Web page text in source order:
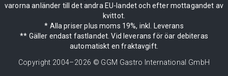
varorna anländer till det andra EU-landet och efter mottagandet av
kvittot.
* Alla priser plus moms 19%, inkl. Leverans
** Gäller endast fastlandet. Vid leverans för öar debiteras
automatiskt en fraktavgift.
Copyright 2004–2026 © GGM Gastro International GmbH